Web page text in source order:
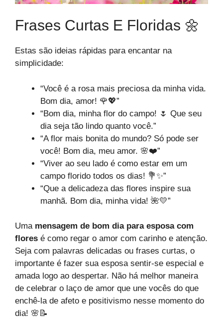
Frases Curtas E Floridas 🌼
Estas são ideias rápidas para encantar na
simplicidade:
“Você é a rosa mais preciosa da minha vida.
Bom dia, amor! 🌹💖”
“Bom dia, minha flor do campo! 🌷 Que seu
dia seja tão lindo quanto você.”
“A flor mais bonita do mundo? Só pode ser
você! Bom dia, meu amor. 🌸❤️”
“Viver ao seu lado é como estar em um
campo florido todos os dias! 💐✨”
“Que a delicadeza das flores inspire sua
manhã. Bom dia, minha vida! 🌺💛”
Uma mensagem de bom dia para esposa com
flores é como regar o amor com carinho e atenção.
Seja com palavras delicadas ou frases curtas, o
importante é fazer sua esposa sentir-se especial e
amada logo ao despertar. Não há melhor maneira
de celebrar o laço de amor que une vocês do que
enchê-la de afeto e positivismo nesse momento do
dia! 🌸📝